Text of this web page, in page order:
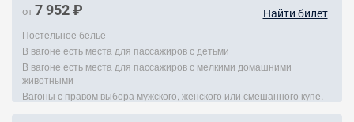
от 7 952 ₽ Найти билет
Постельное белье
В вагоне есть места для пассажиров с детьми
В вагоне есть места для пассажиров с мелкими домашними
животными
Вагоны с правом выбора мужского, женского или смешанного купе.